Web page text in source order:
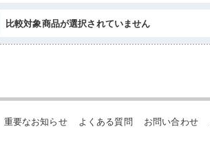
比較対象商品が選択されていません
重要なお知らせ よくある質問 お問い合わせ